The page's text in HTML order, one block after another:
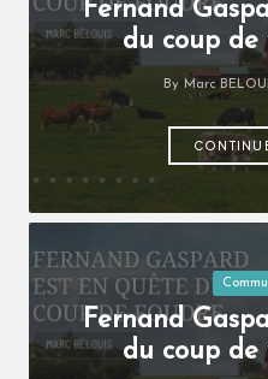
Fernand
du coup
Posted
By Marc
Posted
in
Fernand
du coup